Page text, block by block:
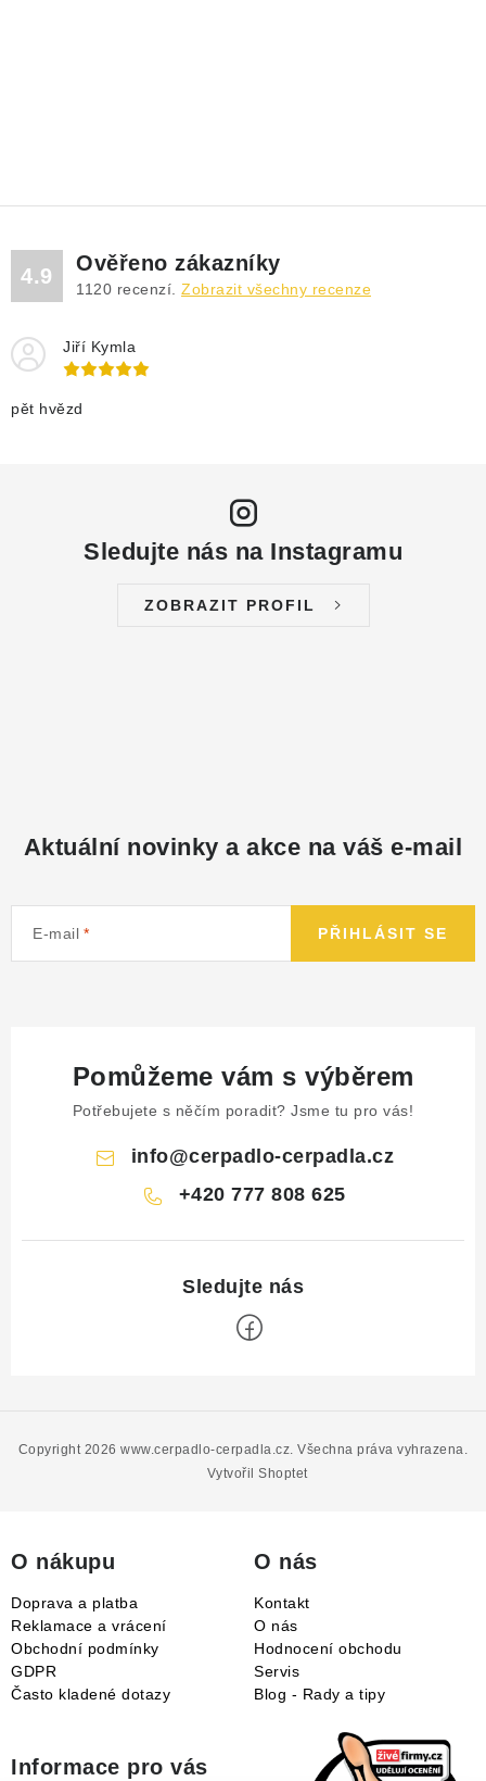
4.9
Ověřeno zákazníky
1120 recenzí. Zobrazit všechny recenze
Jiří Kymla
pět hvězd
Sledujte nás na Instagramu
ZOBRAZIT PROFIL
Aktuální novinky a akce na váš e-mail
E-mail PŘIHLÁSIT SE
Pomůžeme vám s výběrem
Potřebujete s něčím poradit? Jsme tu pro vás!
info@cerpadlo-cerpadla.cz
+420 777 808 625
Vytvořil Shoptet
Copyright 2026www.cerpadlo-cerpadla.cz. Všechna práva vyhrazena.
O nákupu
Doprava a platba
Reklamace a vrácení
Obchodní podmínky
GDPR
Často kladené dotazy
O nás
Kontakt
O nás
Hodnocení obchodu
Servis
Blog - Rady a tipy
Informace pro vás